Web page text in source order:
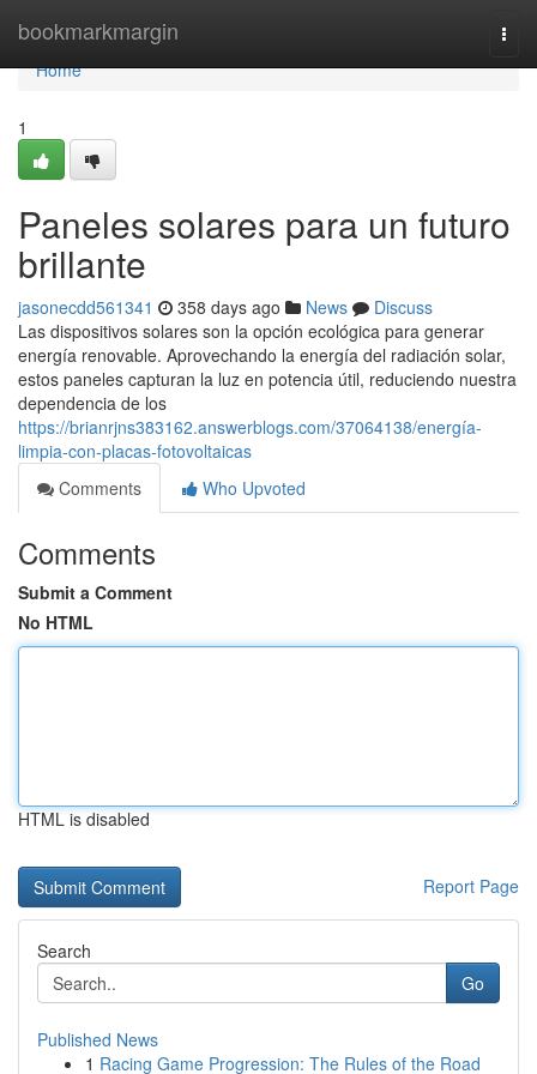
bookmarkmargin
Home
Home
1
Paneles solares para un futuro
brillante
jasonecdd561341 358 days ago News
Discuss
Las dispositivos solares son la opción ecológica para generar
energía renovable. Aprovechando la energía del radiación solar,
estos paneles capturan la luz en potencia útil, reduciendo nuestra
dependencia de los
https://brianrjns383162.answerblogs.com/37064138/energía-
limpia-con-placas-fotovoltaicas
Comments
Who Upvoted
Comments
Submit a Comment
No HTML
HTML is disabled
Report Page
Search
Go
Published News
1 Racing Game Progression: The Rules of the Road